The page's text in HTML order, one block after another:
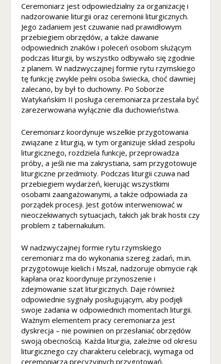
Ceremoniarz jest odpowiedzialny za organizację i
nadzorowanie liturgii oraz ceremonii liturgicznych.
Jego zadaniem jest czuwanie nad prawidłowym
przebiegiem obrzędów, a także dawanie
odpowiednich znaków i poleceń osobom służącym
podczas liturgii, by wszystko odbywało się zgodnie
z planem. W nadzwyczajnej formie rytu rzymskiego
tę funkcję zwykle pełni osoba świecka, choć dawniej
zalecano, by był to duchowny. Po Soborze
Watykańskim II posługa ceremoniarza przestała być
zarezerwowana wyłącznie dla duchowieństwa.
Ceremoniarz koordynuje wszelkie przygotowania
związane z liturgią, w tym organizuje skład zespołu
liturgicznego, rozdziela funkcje, przeprowadza
próby, a jeśli nie ma zakrystiana, sam przygotowuje
liturgiczne przedmioty. Podczas liturgii czuwa nad
przebiegiem wydarzeń, kierując wszystkimi
osobami zaangażowanymi, a także odpowiada za
porządek procesji. Jest gotów interweniować w
nieoczekiwanych sytuacjach, takich jak brak hostii czy
problem z tabernakulum.
W nadzwyczajnej formie rytu rzymskiego
ceremoniarz ma do wykonania szereg zadań, m.in.
przygotowuje kielich i Mszał, nadzoruje obmycie rąk
kapłana oraz koordynuje przynoszenie i
zdejmowanie szat liturgicznych. Daje również
odpowiednie sygnały posługującym, aby podjęli
swoje zadania w odpowiednich momentach liturgii.
Ważnym elementem pracy ceremoniarza jest
dyskrecja – nie powinien on przesłaniać obrzędów
swoją obecnością. Każda liturgia, zależnie od okresu
liturgicznego czy charakteru celebracji, wymaga od
ceremoniarza precyzyjnych przygotowań,
r
o
n
y
in
t
e
r
n
e
t
w
ej
n
a
p
o
d
st
a
t
e
g
o
ja
k
st
n
a